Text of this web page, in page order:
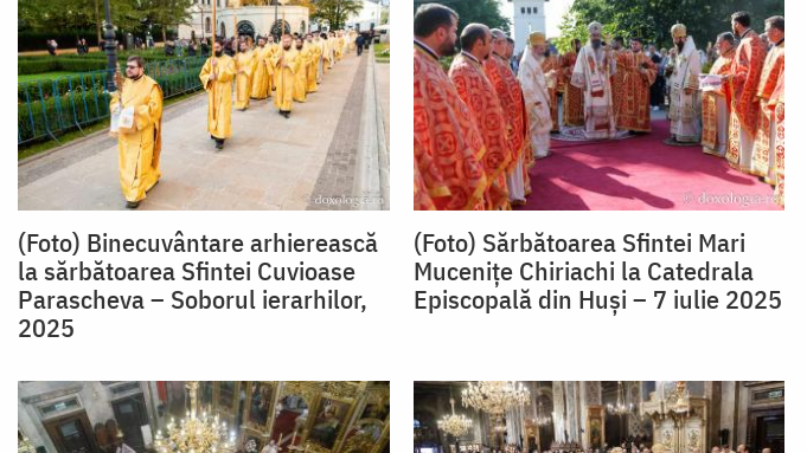
(Foto) Binecuvântare arhierească
la sărbătoarea Sfintei Cuvioase
Parascheva – Soborul ierarhilor,
2025
(Foto) Sărbătoarea Sfintei Mari
Mucenițe Chiriachi la Catedrala
Episcopală din Huși – 7 iulie 2025